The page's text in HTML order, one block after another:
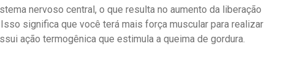
nervoso central, o que resulta no aumento da liberação
significa que você terá mais força muscular para realizar
ação termogênica que estimula a queima de gordura.